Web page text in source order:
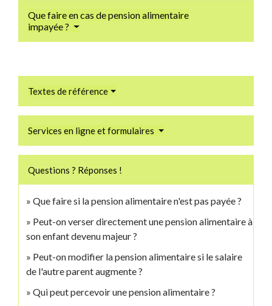
Que faire en cas de pension alimentaire
impayée ?
Textes de référence
Services en ligne et formulaires
Questions ? Réponses !
Que faire si la pension alimentaire n'est pas payée ?
Peut-on verser directement une pension alimentaire à
son enfant devenu majeur ?
Peut-on modifier la pension alimentaire si le salaire
de l'autre parent augmente ?
Qui peut percevoir une pension alimentaire ?